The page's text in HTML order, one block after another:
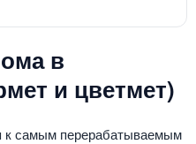
в
и цветмет)
к самым перерабатываемым